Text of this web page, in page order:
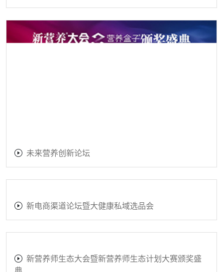
未来营养创新论坛
新电商渠道论坛暨大健康私域选品会
新营养师生态大会暨新营养师生态计划大赛颁奖盛